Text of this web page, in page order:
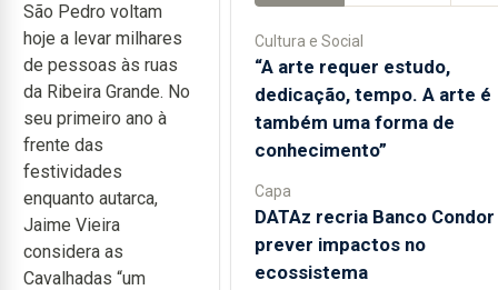
São Pedro voltam
hoje a levar milhares
de pessoas às ruas
da Ribeira Grande. No
seu primeiro ano à
frente das
festividades
enquanto autarca,
Jaime Vieira
considera as
Cavalhadas “um
Cultura e Social
“A arte requer estudo,
dedicação, tempo. A arte é
também uma forma de
conhecimento”
Capa
DATAz recria Banco
prever impactos no
ecossistema